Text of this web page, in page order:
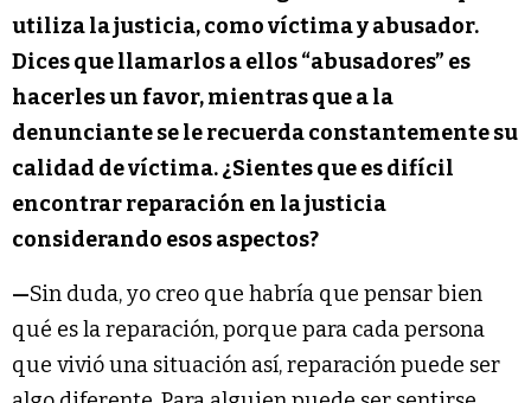
utiliza la justicia, como víctima y abusador.
Dices que llamarlos a ellos “abusadores” es
hacerles un favor, mientras que a la
denunciante se le recuerda constantemente su
calidad de víctima. ¿Sientes que es difícil
encontrar reparación en la justicia
considerando esos aspectos?
—Sin duda, yo creo que habría que pensar bien
qué es la reparación, porque para cada persona
que vivió una situación así, reparación puede ser